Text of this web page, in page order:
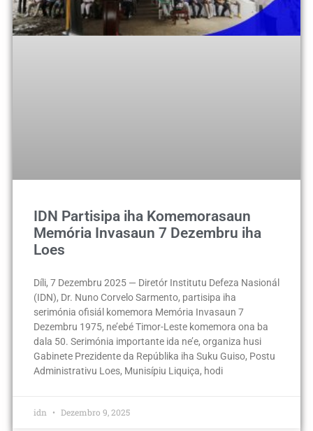
IDN Partisipa iha Komemorasaun
Memória Invasaun 7 Dezembru iha
Loes
Díli, 7 Dezembru 2025 — Diretór Institutu Defeza Nasionál
(IDN), Dr. Nuno Corvelo Sarmento, partisipa iha
serimónia ofisiál komemora Memória Invasaun 7
Dezembru 1975, ne’ebé Timor-Leste komemora ona ba
dala 50. Serimónia importante ida ne’e, organiza husi
Gabinete Prezidente da Repúblika iha Suku Guiso, Postu
Administrativu Loes, Munisípiu Liquiça, hodi
idn Dezembro 9, 2025